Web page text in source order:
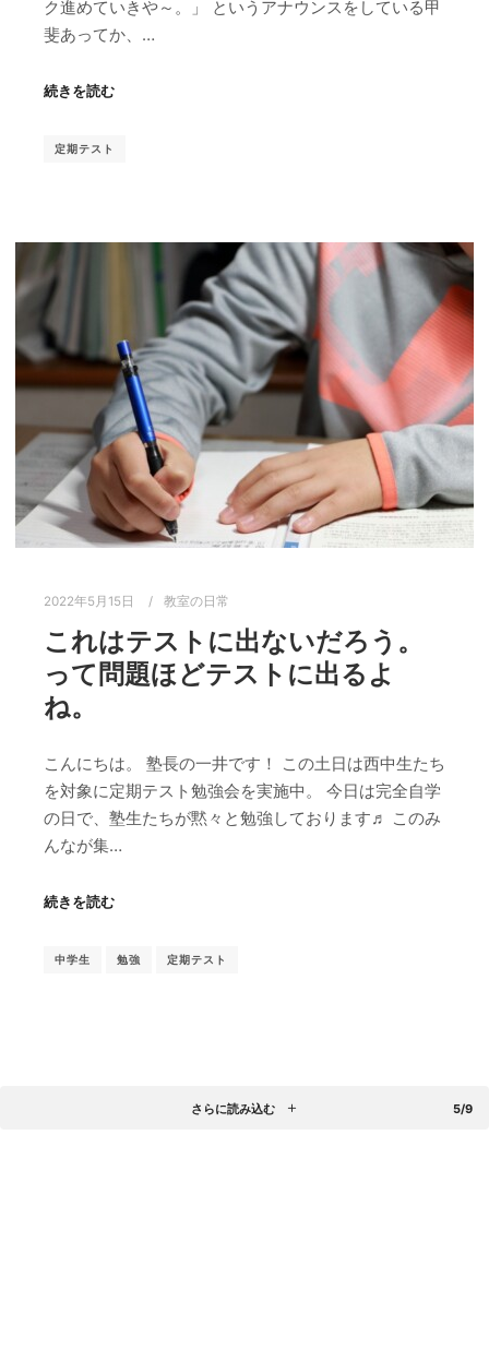
ク進めていきや～。」 というアナウンスをしている甲
斐あってか、…
続きを読む
定期テスト
2022年5月15日 教室の日常
これはテストに出ないだろう。
って問題ほどテストに出るよ
ね。
こんにちは。 塾長の一井です！ この土日は西中生たち
を対象に定期テスト勉強会を実施中。 今日は完全自学
の日で、塾生たちが黙々と勉強しております♬ このみ
んなが集…
続きを読む
中学生 勉強 定期テスト
さらに読み込む 5/9